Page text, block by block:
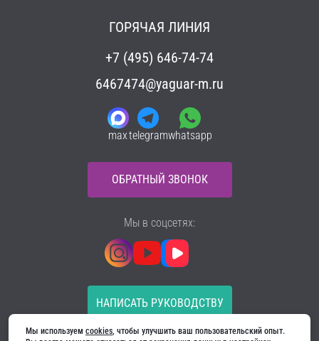
ГОРЯЧАЯ ЛИНИЯ
+7 (495) 646-74-74
6467474@yaguar-m.ru
maxtelegramwhatsapp
ОБРАТНЫЙ ЗВОНОК
НАПИСАТЬ РУКОВОДСТВУ
Все материалы на сайте принадлежат компании
Мы в соцсетях:
Мы используем cookies, чтобы улучшить ваш пользовательский опыт.